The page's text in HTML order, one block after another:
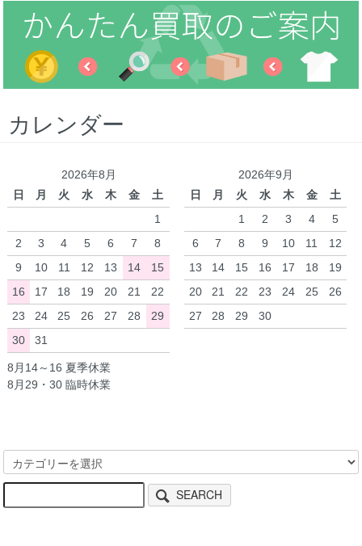
カレンダー
2026年8月
日
月 火 水 木 金
土
1
2
3 4 5 6 7
8
9
10 11 12 13 14
15
16
17 18 19 20 21
22
23
24 25 26 27 28
29
30
31
2026年9月
日
月 火 水 木 金
土
1
2 3 4
5
6
7 8 9 10 11
12
13
14 15 16 17 18
19
20
21 22 23 24 25
26
27
28 29 30
8月14～16 夏季休業
8月29・30 臨時休業
SEARCH